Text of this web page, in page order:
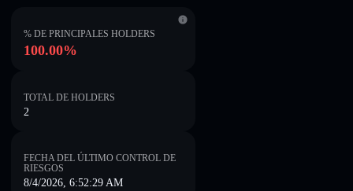
% DE PRINCIPALES HOLDERS
100.00%
TOTAL DE HOLDERS
2
FECHA DEL ÚLTIMO CONTROL DE
RIESGOS
8/4/2026, 6:52:29 AM